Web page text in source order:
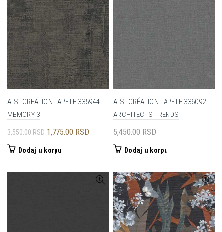
A.S. CREATION TAPETE 335944
MEMORY 3
3,550.00RSD Originalna
1,775.00 RSD Trenutna
Dodaj u korpu
A.S. CRÉATION TAPETE 336092
ARCHITECTS TRENDS
5,450.00 RSD
Dodaj u korpu